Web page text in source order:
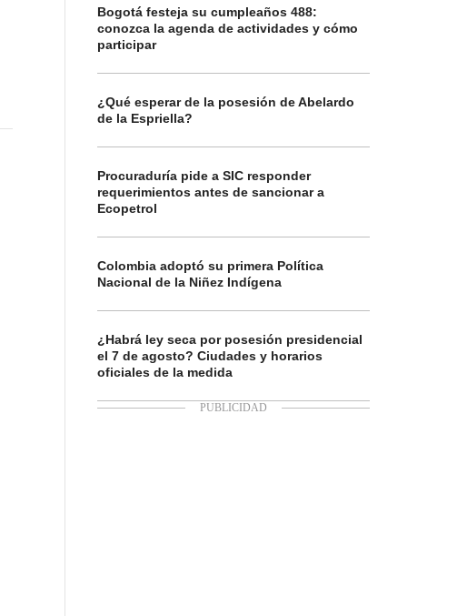
Bogotá festeja su cumpleaños 488:
conozca la agenda de actividades y cómo
participar
¿Qué esperar de la posesión de Abelardo
de la Espriella?
Procuraduría pide a SIC responder
requerimientos antes de sancionar a
Ecopetrol
Colombia adoptó su primera Política
Nacional de la Niñez Indígena
¿Habrá ley seca por posesión presidencial
el 7 de agosto? Ciudades y horarios
oficiales de la medida